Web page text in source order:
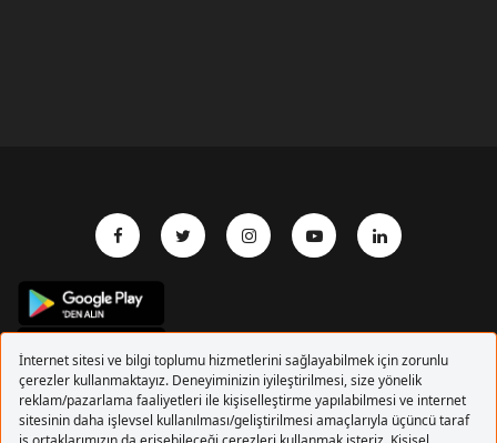
Copyrights 2017 Pegasus Hava Yolları. Tüm hakları